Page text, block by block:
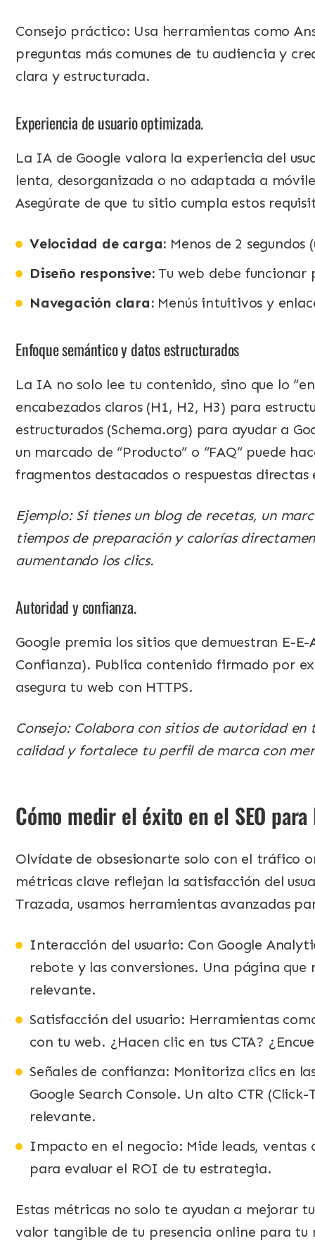
Consejo práctico: Usa herramientas como
preguntas más comunes de tu audiencia y
clara y estructurada.
Experiencia de usuario optimizada.
La IA de Google valora la experiencia del
lenta, desorganizada o no adaptada a
Asegúrate de que tu sitio cumpla estos
Velocidad de carga: Menos de 2
Diseño responsive:Tu web debe funcionar
Navegación clara:Menús intuitivos y
Enfoque semántico y datos estructurados
La IA no solo lee tu contenido, sino que lo
encabezados claros (H1, H2, H3) para
estructurados (Schema.org) para ayudar a
un marcado de “Producto” o “FAQ” puede
fragmentos destacados o respuestas directas
Ejemplo: Si tienes un blog de recetas, un
tiempos de preparación y calorías
aumentando los clics.
Autoridad y confianza.
Google premia los sitios que demuestran E-
Confianza). Publica contenido firmado por
asegura tu web con HTTPS.
Consejo: Colabora con sitios de autoridad
calidad y fortalece tu perfil de marca con
Cómo medir el éxito en el SEO para
Olvídate de obsesionarte solo con el tráfico
métricas clave reflejan la satisfacción del
Trazada, usamos herramientas avanzadas
Interacción del usuario: Con Google
rebote y las conversiones. Una página
relevante.
Satisfacción del usuario: Herramientas
con tu web. ¿Hacen clic en tus CTA?
Señales de confianza: Monitoriza clics en
Google Search Console. Un alto CTR
relevante.
Impacto en el negocio: Mide leads,
para evaluar el ROI de tu estrategia.
Estas métricas no solo te ayudan a mejorar
valor tangible de tu presencia online para tu